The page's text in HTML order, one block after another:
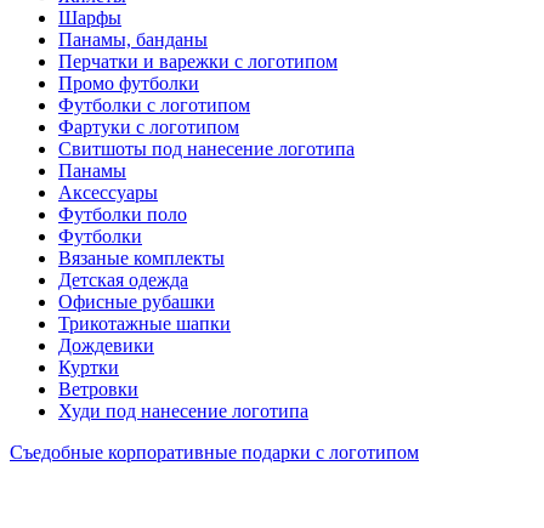
Шарфы
Панамы, банданы
Перчатки и варежки с логотипом
Промо футболки
Футболки с логотипом
Фартуки с логотипом
Свитшоты под нанесение логотипа
Панамы
Аксессуары
Футболки поло
Футболки
Вязаные комплекты
Детская одежда
Офисные рубашки
Трикотажные шапки
Дождевики
Куртки
Ветровки
Худи под нанесение логотипа
Съедобные корпоративные подарки с логотипом